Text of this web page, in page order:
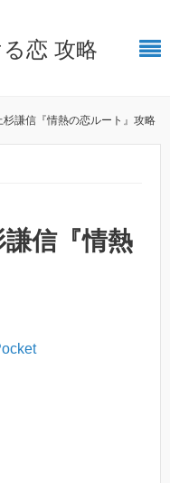
恋 攻略
杉謙信『情熱の恋ルート』攻略
信『情熱